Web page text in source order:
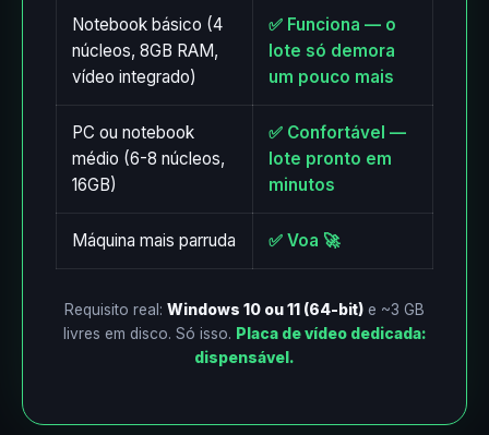
Notebook básico (4
núcleos, 8GB RAM,
vídeo integrado)
✅ Funciona — o
lote só demora
um pouco mais
PC ou notebook
médio (6-8 núcleos,
16GB)
✅ Confortável —
lote pronto em
minutos
Máquina mais parruda ✅ Voa 🚀
Requisito real: Windows 10 ou 11 (64-bit) e ~3 GB
livres em disco. Só isso. Placa de vídeo dedicada:
dispensável.